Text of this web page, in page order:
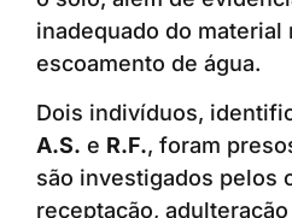
inadequado do material
escoamento de água.
Dois indivíduos,
A.S. e R.F., foram
são investigados pelos
receptação,